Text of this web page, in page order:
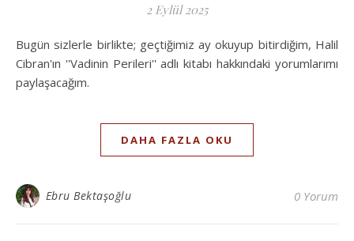
2 Eylül 2025
Bugün sizlerle birlikte; geçtiğimiz ay okuyup bitirdiğim, Halil
Cibran'ın ''Vadinin Perileri'' adlı kitabı hakkındaki yorumlarımı
paylaşacağım.
DAHA FAZLA OKU
Ebru Bektaşoğlu 0 Yorum